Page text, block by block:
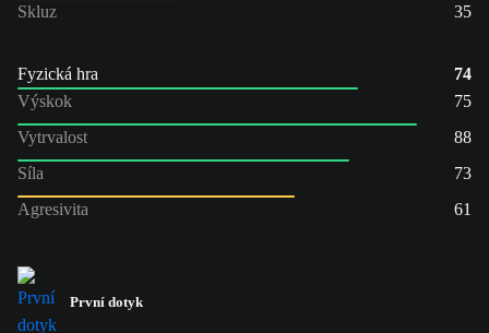
Skluz
35
Fyzická hra
74
Výskok
75
Vytrvalost
88
Síla
73
Agresivita
61
První dotyk